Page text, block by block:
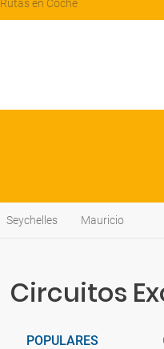
Rutas en Coche
Seychelles Mauricio
Circuitos
POPULARES